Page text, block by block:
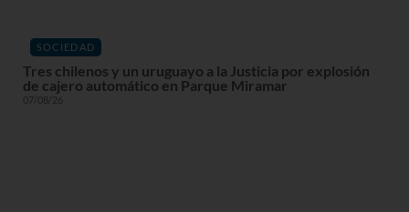
SOCIEDAD
Tres chilenos y un uruguayo a la Justicia por explosión
de cajero automático en Parque Miramar
07/08/26